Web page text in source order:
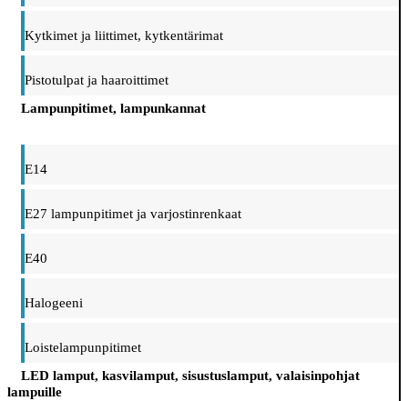
Kytkimet ja liittimet, kytkentärimat
Pistotulpat ja haaroittimet
Lampunpitimet, lampunkannat
E14
E27 lampunpitimet ja varjostinrenkaat
E40
Halogeeni
Loistelampunpitimet
LED lamput, kasvilamput, sisustuslamput, valaisinpohjat
lampuille